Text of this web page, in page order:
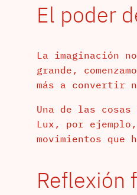
El poder
La imaginación
grande,
más a convertir
Una de las
Lux, por
movimientos que
Reflexión